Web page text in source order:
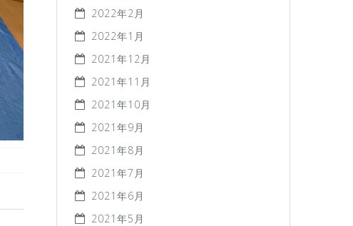
2022年2月
2022年1月
2021年12月
2021年11月
2021年10月
2021年9月
2021年8月
2021年7月
2021年6月
2021年5月